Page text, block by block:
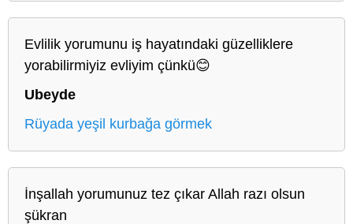
Evlilik yorumunu iş hayatındaki güzelliklere
yorabilirmiyiz evliyim çünkü😊
Ubeyde
Rüyada yeşil kurbağa görmek
İnşallah yorumunuz tez çıkar Allah razı olsun
şükran